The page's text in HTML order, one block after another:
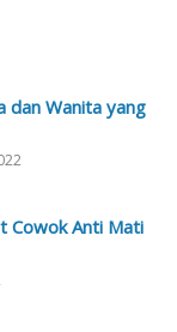
dan Wanita yang
Cowok Anti Mati